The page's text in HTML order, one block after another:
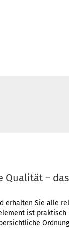
Qualität –
erhalten Sie alle
ist praktisch